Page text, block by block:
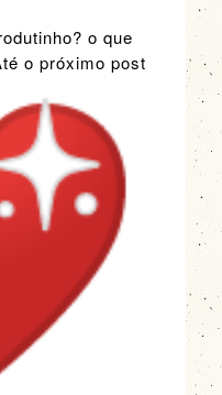
o que
o próximo post